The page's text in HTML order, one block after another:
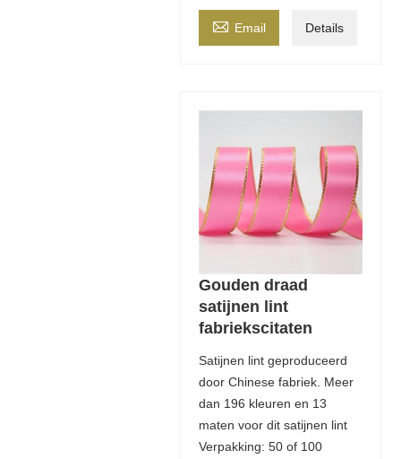
 Email Details
Gouden draad
satijnen lint
fabriekscitaten
Satijnen lint geproduceerd
door Chinese fabriek. Meer
dan 196 kleuren en 13
maten voor dit satijnen lint
Verpakking: 50 of 100